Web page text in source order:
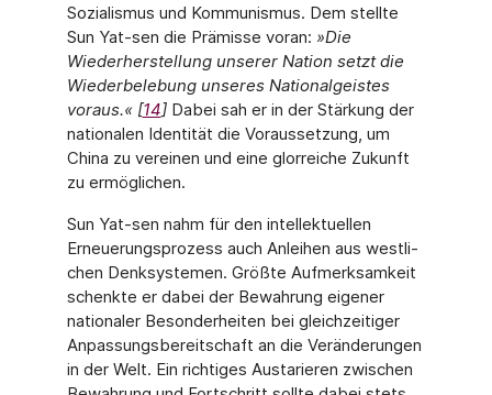
Sozialismus und Kom­munismus. Dem stellte
Sun Yat-sen die Prämisse voran: »Die
Wiederherstellung unserer Nation setzt die
Wiederbelebung unseres Nationalgeistes
voraus.« [14] Dabei sah er in der Stärkung der
nationalen Identität die Voraussetzung, um
China zu vereinen und eine glorreiche Zukunft
zu ermöglichen.
Sun Yat-sen nahm für den intellektuellen
Erneuerungsprozess auch Anleihen aus westli­
chen Denksystemen. Größte Aufmerksamkeit
schenkte er dabei der Bewahrung eigener
nationaler Besonderheiten bei gleichzeitiger
Anpassungsbereitschaft an die Verände­rungen
in der Welt. Ein richtiges Austarieren zwischen